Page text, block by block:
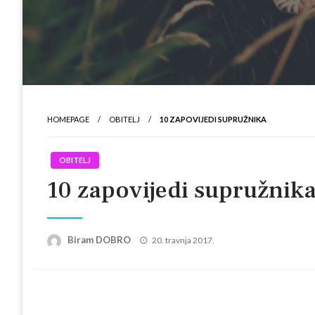
HOMEPAGE OBITELJ 10 ZAPOVIJEDI SUPRUŽNIKA
OBITELJ
10 zapovijedi
Biram DOBRO
Posted
20. travnja 2017.